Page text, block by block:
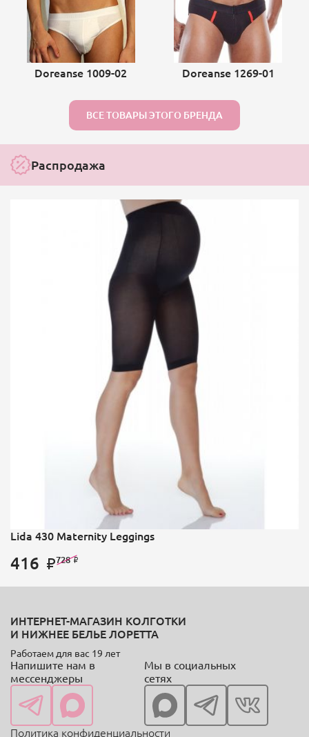
Doreanse 1009-02 Doreanse 1269-01
ВСЕ ТОВАРЫ ЭТОГО БРЕНДА
Распродажа
Lida 430 Maternity Leggings
416 728
ИНТЕРНЕТ-МАГАЗИН КОЛГОТКИ
И НИЖНЕЕ БЕЛЬЕ ЛОРЕТТА
Работаем для вас 19 лет
Политика конфиденциальности
Напишите нам в
мессенджеры
Мы в социальных
сетях